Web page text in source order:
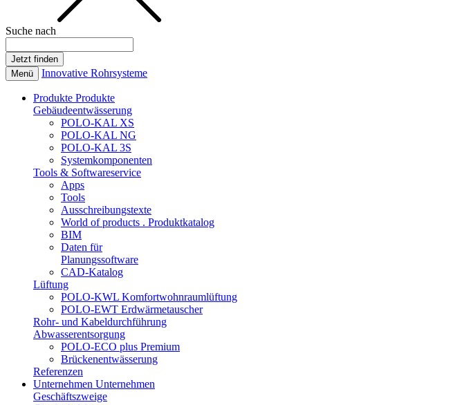
Suche nach
Menü Innovative Rohrsysteme
Produkte Produkte
Gebäudeentwässerung
POLO-KAL XS
POLO-KAL NG
POLO-KAL 3S
Systemkomponenten
Tools & Softwareservice
Apps
Tools
Ausschreibungstexte
World of products . Produktkatalog
BIM
Daten für
Planungssoftware
CAD-Katalog
Lüftung
POLO-KWL Komfortwohnraumlüftung
POLO-EWT Erdwärmetauscher
Rohr- und Kabeldurchführung
Abwasserentsorgung
POLO-ECO plus Premium
Brückenentwässerung
Referenzen
Unternehmen Unternehmen
Geschäftszweige